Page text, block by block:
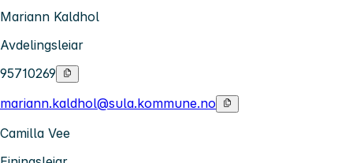
Mariann Kaldhol
Avdelingsleiar
95710269
mariann.kaldhol@sula.kommune.no
Camilla Vee